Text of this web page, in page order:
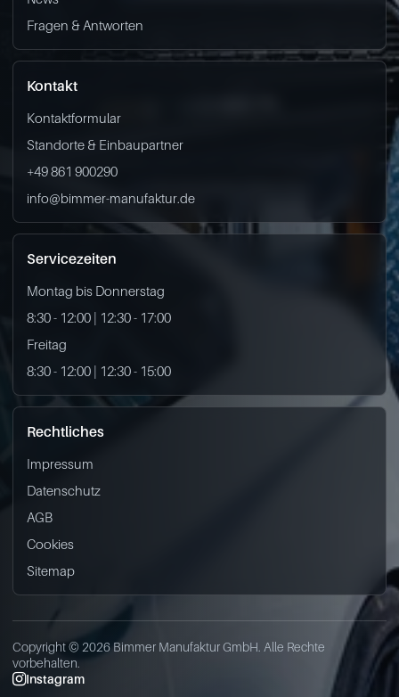
Fragen & Antworten
Kontakt
Kontaktformular
Standorte & Einbaupartner
+49 861 900290
info@bimmer-manufaktur.de
Servicezeiten
Montag bis Donnerstag
8:30 - 12:00 | 12:30 - 17:00
Freitag
8:30 - 12:00 | 12:30 - 15:00
Rechtliches
Impressum
Datenschutz
AGB
Cookies
Sitemap
Copyright © 2026 Bimmer Manufaktur GmbH. Alle Rechte
vorbehalten.
Instagram